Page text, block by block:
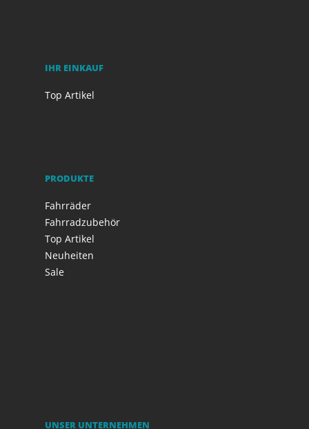
IHR EINKAUF
Top Artikel
PRODUKTE
Fahrräder
Fahrradzubehör
Top Artikel
Neuheiten
Sale
UNSER UNTERNEHMEN